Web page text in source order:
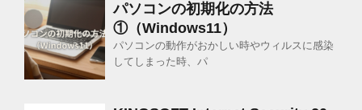
パソコンの初期化の方法
①（Windows11）
パソコンの動作がおかしい時やウィルスに感染
してしまった時、パ